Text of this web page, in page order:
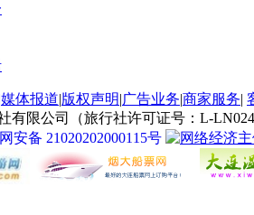
媒体报道|版权声明|广告业务|商家服务|
有限公司（旅行社许可证号：L-
安备 21020202000115号